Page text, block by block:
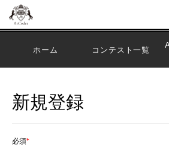
ホーム コンテスト一覧
新規登録
必須